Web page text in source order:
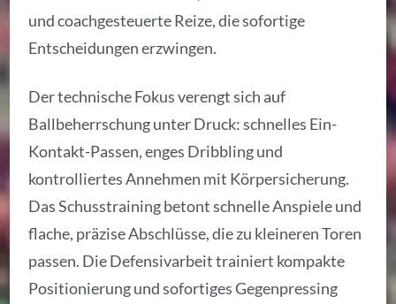
und coachgesteuerte Reize, die sofortige
Entscheidungen erzwingen.
Der technische Fokus verengt sich auf
Ballbeherrschung unter Druck: schnelles Ein-
Kontakt-Passen, enges Dribbling und
kontrolliertes Annehmen mit Körpersicherung.
Das Schusstraining betont schnelle Anspiele und
flache, präzise Abschlüsse, die zu kleineren Toren
passen. Die Defensivarbeit trainiert kompakte
Positionierung und sofortiges Gegenpressing